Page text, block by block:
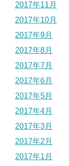
2017年11月
2017年10月
2017年9月
2017年8月
2017年7月
2017年6月
2017年5月
2017年4月
2017年3月
2017年2月
2017年1月